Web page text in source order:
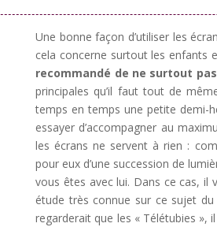
Une bonne façon d’utiliser les
cela concerne surtout les enfants
recommandé de ne surtout
principales qu’il faut tout de
temps en temps une petite demi-
essayer d’accompagner au
les écrans ne servent à rien :
pour eux d’une succession de
vous êtes avec lui. Dans ce cas, il
étude très connue sur ce sujet
regarderait que les « Télétubies »,